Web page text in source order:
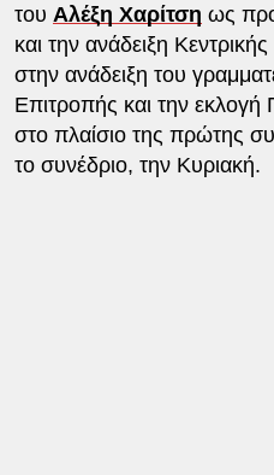
του Αλέξη Χαρίτση ως
και την ανάδειξη
στην ανάδειξη του
Επιτροπής και την εκλογή
στο πλαίσιο της πρώτης
το συνέδριο, την Κυριακή.